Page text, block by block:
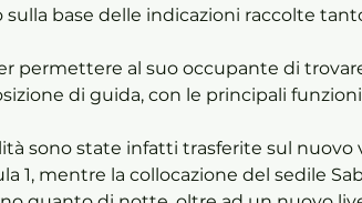
base delle indicazioni raccolte
permettere al suo occupante di
di guida, con le principali
sono state infatti trasferite sul nuovo
1, mentre la collocazione del sedile